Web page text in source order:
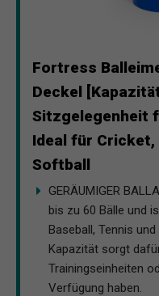
Fortress
Deckel
Sitzgelegenheit
Ideal für Cricket,
Softball
GERÄUMIGER
bis zu 60 Bälle und
Baseball, Tennis
Kapazität sorgt
Trainingseinheiten
Verfügung haben.